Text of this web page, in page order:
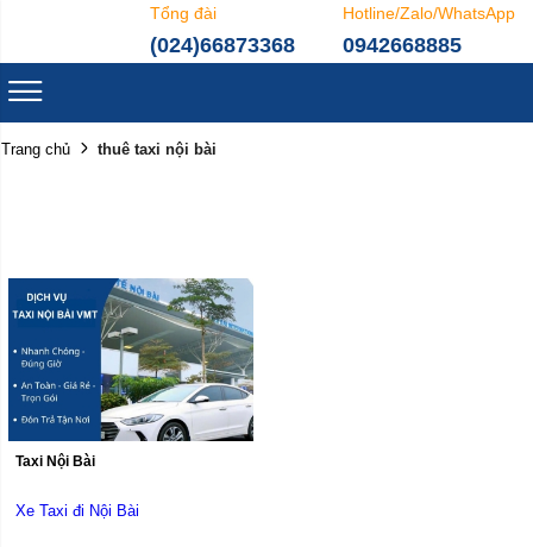
Tổng đài
(024)66873368
Hotline/Zalo/WhatsApp
0942668885
Trang chủ thuê taxi nội bài
Taxi Nội Bài
Xe Taxi đi Nội Bài